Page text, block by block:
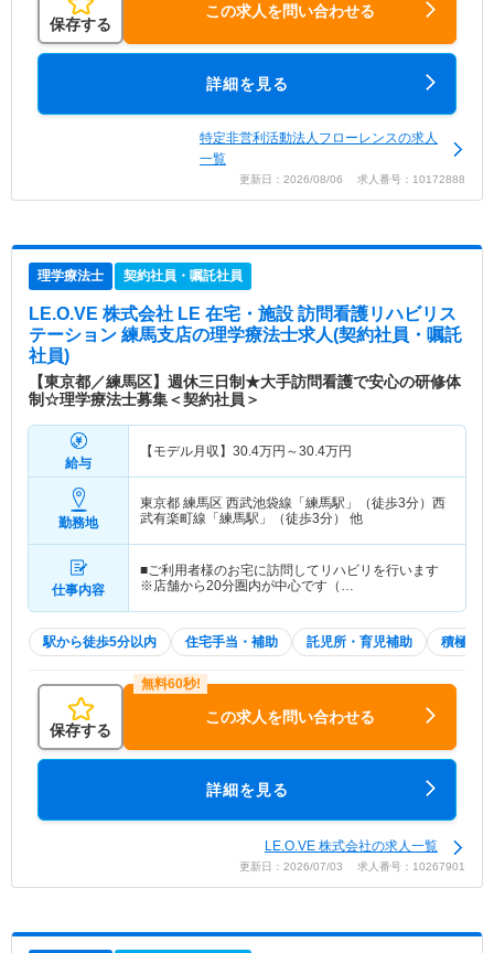
保存する
この求人を問い合わせる
詳細を見る
特定非営利活動法人フローレンスの求人
一覧
更新日：2026/08/06 求人番号：10172888
理学療法士 契約社員・嘱託社員
LE.O.VE 株式会社 LE 在宅・施設 訪問看護リハビリス
テーション 練馬支店の理学療法士求人(契約社員・嘱託
社員)
【東京都／練馬区】週休三日制★大手訪問看護で安心の研修体
制☆理学療法士募集＜契約社員＞
給与
【モデル月収】 30.4万円～30.4万円
勤務地
東京都 練馬区 西武池袋線「練馬駅」（徒歩3分）西
武有楽町線「練馬駅」（徒歩3分） 他
仕事内容
■ご利用者様のお宅に訪問してリハビリを行います
※店舗から20分圏内が中心です（…
駅から徒歩5分以内 住宅手当・補助 託児所・育児補助 積極採
保存する
この求人を問い合わせる
詳細を見る
LE.O.VE 株式会社の求人一覧
更新日：2026/07/03 求人番号：10267901